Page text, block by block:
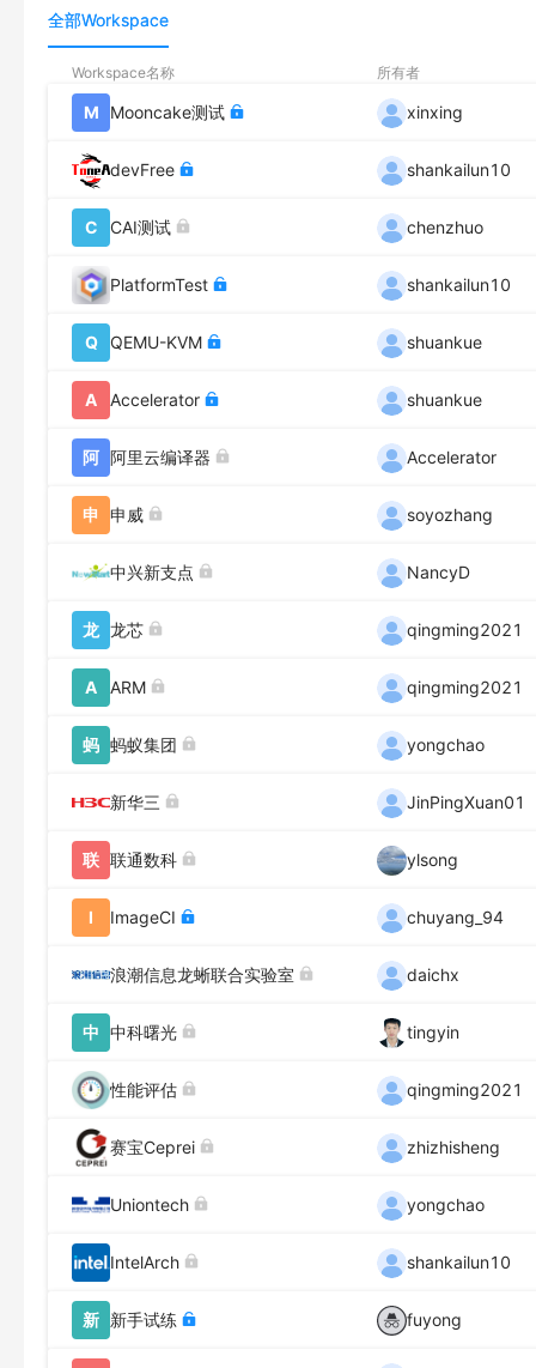
全部Workspace
Workspace名称 所有者
M Mooncake测试 xinxing
devFree shankailun10
C CAI测试 chenzhuo
PlatformTest shankailun10
Q QEMU-KVM shuankue
A Accelerator shuankue
阿 阿里云编译器 Accelerator
申 申威 soyozhang
中兴新支点 NancyD
龙 龙芯 qingming2021
A ARM qingming2021
蚂 蚂蚁集团 yongchao
新华三 JinPingXuan01
联 联通数科 ylsong
I ImageCI chuyang_94
浪潮信息龙蜥联合实验室 daichx
中 中科曙光 tingyin
性能评估 qingming2021
赛宝Ceprei zhizhisheng
Uniontech yongchao
IntelArch shankailun10
新 新手试练 fuyong